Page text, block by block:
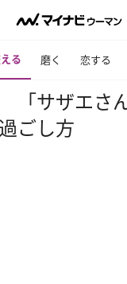
る 磨く 恋する
「サザエさ
ごし方